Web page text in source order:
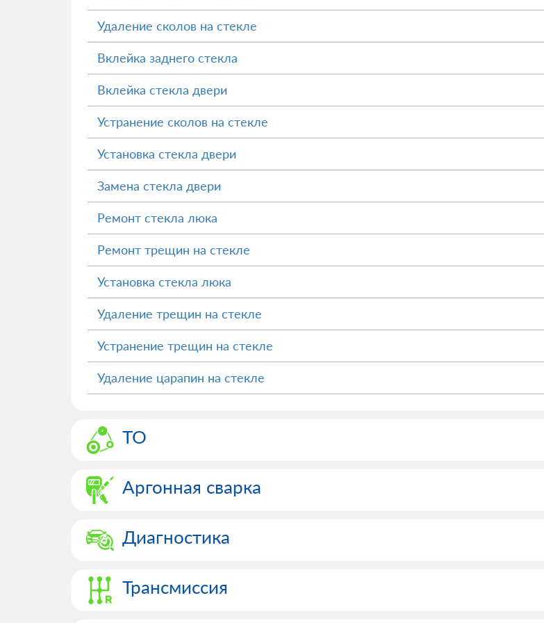
Удаление сколов на стекле
Вклейка заднего стекла
Вклейка стекла двери
Устранение сколов на стекле
Установка стекла двери
Замена стекла двери
Ремонт стекла люка
Ремонт трещин на стекле
Установка стекла люка
Удаление трещин на стекле
Устранение трещин на стекле
Удаление царапин на стекле
ТО
Аргонная сварка
Диагностика
Трансмиссия